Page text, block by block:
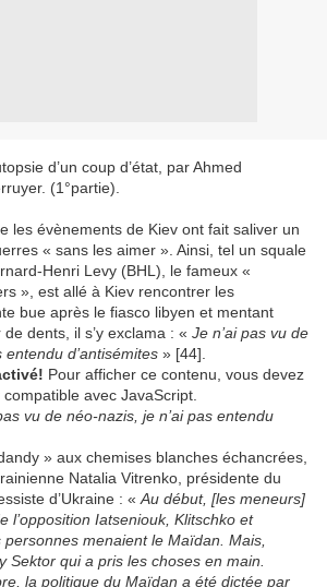
d’un coup d’état, par Ahmed
(1°partie).
les évènements de Kiev ont fait saliver un
« sans les aimer ». Ainsi, tel un squale
Henri Levy (BHL), le fameux «
», est allé à Kiev rencontrer les
bue après le fiasco libyen et mentant
dents, il s’y exclama : « Je n’ai pas vu de
entendu d’antisémites » [44].
Pour afficher ce contenu, vous devez
avec JavaScript.
vu de néo-nazis, je n’ai pas entendu
» aux chemises blanches échancrées,
Natalia Vitrenko, présidente du
d’Ukraine : « Au début, [les meneurs]
l’opposition Iatseniouk, Klitschko et
menaient le Maïdan. Mais,
Sektor qui a pris les choses en main.
la politique du Maïdan a été dictée par